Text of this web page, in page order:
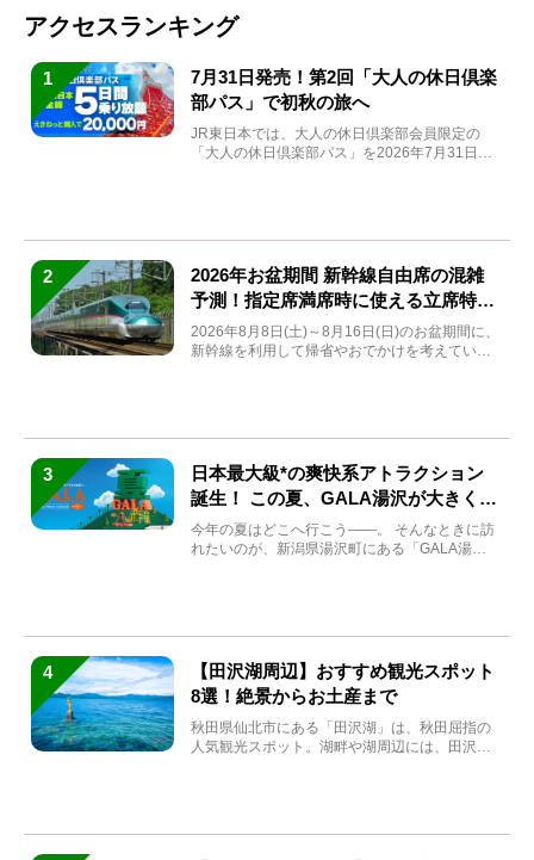
アクセスランキング
1
7月31日発売！第2回「大人の休日倶楽
部パス」で初秋の旅へ
JR東日本では、大人の休日倶楽部会員限定の
「大人の休日倶楽部パス」を2026年7月31日
2
2026年お盆期間 新幹線自由席の混雑
予測！指定席満席時に使える立席特急
券も解説
2026年8月8日(土)～8月16日(日)のお盆期間に、
新幹線を利用して帰省やおでかけを考えている
3
日本最大級*の爽快系アトラクション
誕生！ この夏、GALA湯沢が大きく生
まれ変わる
今年の夏はどこへ行こう――。 そんなときに訪
れたいのが、新潟県湯沢町にある「GALA湯
4
【田沢湖周辺】おすすめ観光スポット
8選！絶景からお土産まで
秋田県仙北市にある「田沢湖」は、秋田屈指の
人気観光スポット。湖畔や湖周辺には、田沢湖